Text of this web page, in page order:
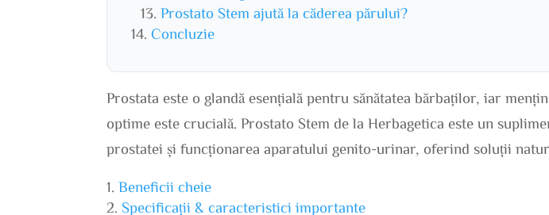
Prostato Stem ajută la căderea părului?
Concluzie
Prostata este o glandă esențială pentru sănătatea bărbaților, iar
optime este crucială. Prostato Stem de la Herbagetica este un
prostatei și funcționarea aparatului genito-urinar, oferind soluții
Beneficii cheie
Specificații & caracteristici importante